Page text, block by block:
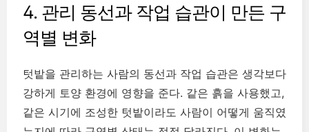
4. 관리 동선과 작업 습관이 만든 구
역별 변화
텃밭을 관리하는 사람의 동선과 작업 습관은 생각보다
강하게 토양 환경에 영향을 준다. 같은 흙을 사용했고,
같은 시기에 조성한 텃밭이라도 사람이 어떻게 움직였